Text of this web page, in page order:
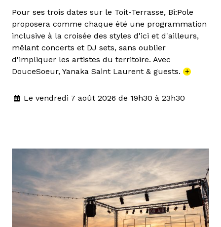
Pour ses trois dates sur le Toit-Terrasse, Bi:Pole
proposera comme chaque été une programmation
inclusive à la croisée des styles d'ici et d'ailleurs,
mêlant concerts et DJ sets, sans oublier
d'impliquer les artistes du territoire. Avec
DouceSoeur, Yanaka Saint Laurent & guests. +
Le vendredi 7 août 2026 de 19h30 à 23h30